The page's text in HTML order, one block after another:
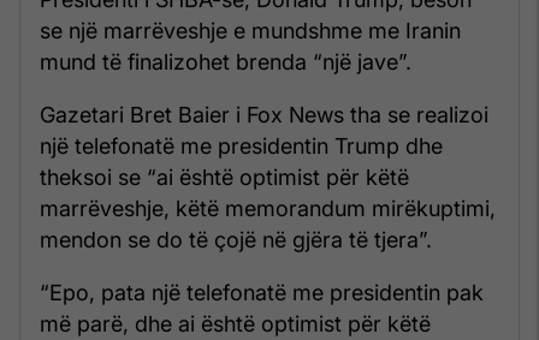
se një marrëveshje e mundshme me Iranin
mund të finalizohet brenda “një jave”.
Gazetari Bret Baier i Fox News tha se realizoi
një telefonatë me presidentin Trump dhe
theksoi se “ai është optimist për këtë
marrëveshje, këtë memorandum mirëkuptimi,
mendon se do të çojë në gjëra të tjera”.
“Epo, pata një telefonatë me presidentin pak
më parë, dhe ai është optimist për këtë